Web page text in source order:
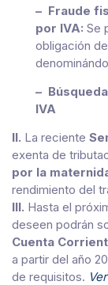
– Fraude
por IVA: Se
obligación
–
IVA
II. La reciente
exenta de
por la
rendimiento del
III. Hasta el
deseen podrán
Cuenta
a partir del año
de requisitos.